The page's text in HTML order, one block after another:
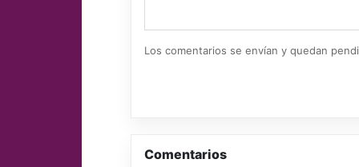
Los comentarios se envían y quedan
Comentarios